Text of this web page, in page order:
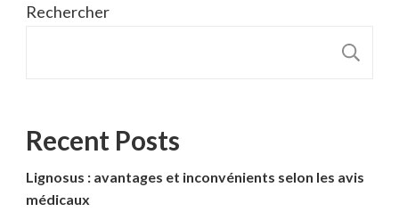
Rechercher
Recent Posts
Lignosus : avantages et inconvénients selon les avis
médicaux